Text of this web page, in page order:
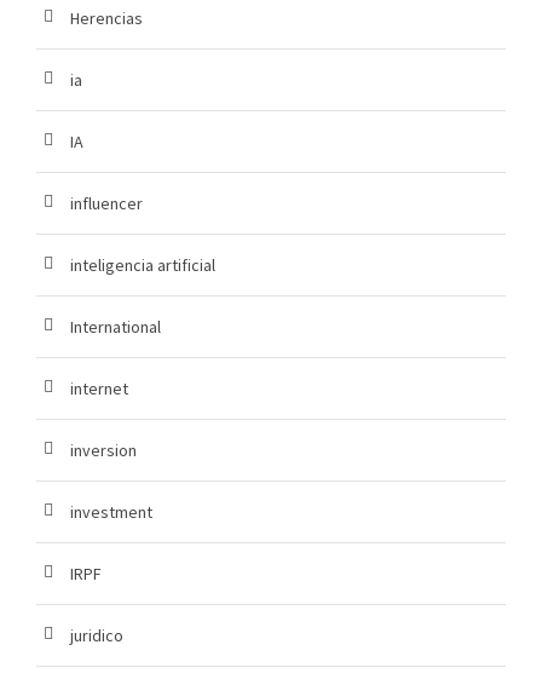
Herencias
ia
IA
influencer
inteligencia artificial
International
internet
inversion
investment
IRPF
juridico